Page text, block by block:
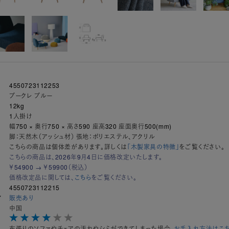
4550723112253
ブークレ ブルー
12kg
1人掛け
幅750 × 奥行750 × 高さ590 座高320 座面奥行500(mm)
脚：天然木（アッシュ材） 張地：ポリエステル、アクリル
こちらの商品は個体差があります。詳しくは「木製家具の特徴」をご覧ください。
こちらの商品は、2026年9月4日に価格改定いたします。
￥54900 → ￥59900（税込）
価格改定品に関しては、 こちらをご覧ください。
4550723112215
販売あり
中国